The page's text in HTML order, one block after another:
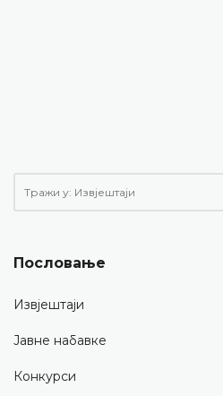
Пословање
Извјештаји
Јавне набавке
Конкурси